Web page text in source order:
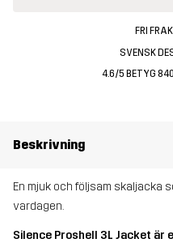
FRI
SVENSK
4.6/5 BETYG
Beskrivning
En mjuk och följsam skaljacka
vardagen.
Silence Proshell 3L Jacket är